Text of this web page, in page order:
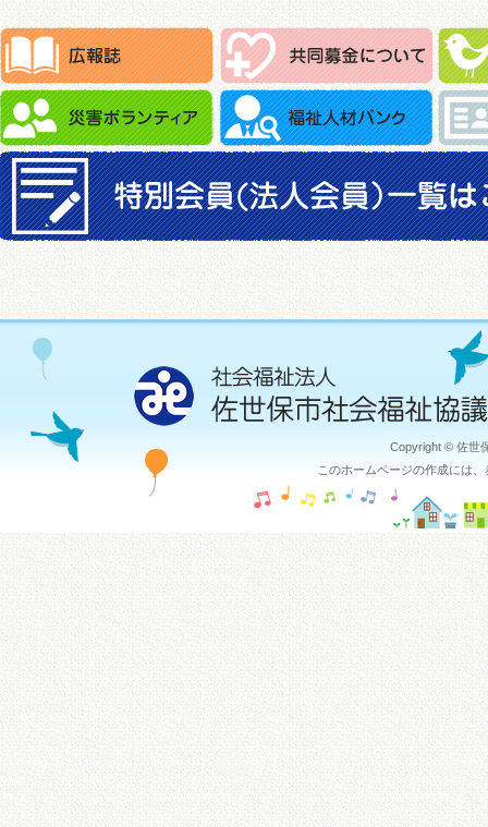
Copyright © 佐世
このホームページの作成には